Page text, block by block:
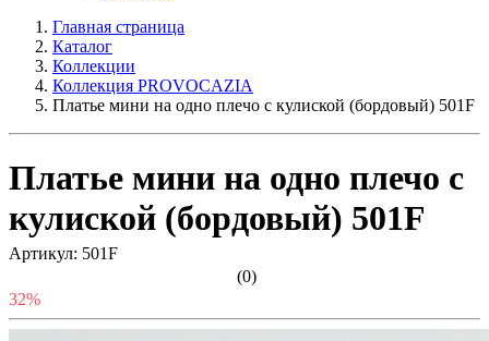
Главная страница
Каталог
Коллекции
Коллекция PROVOCAZIA
Платье мини на одно плечо с кулиской (бордовый) 501F
Платье мини на одно плечо с
кулиской (бордовый) 501F
Артикул: 501F
(0)
32%